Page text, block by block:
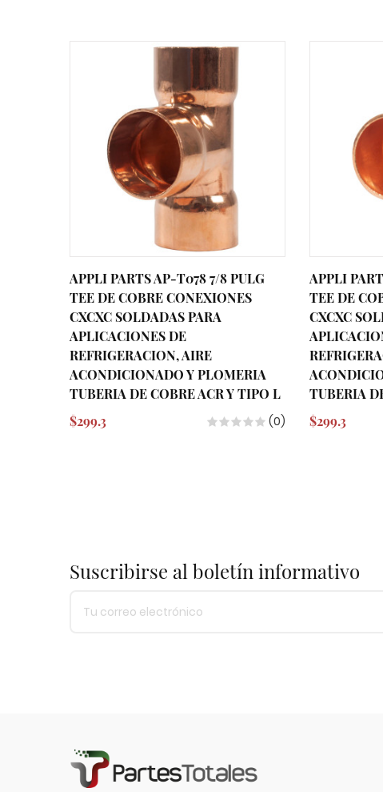
APPLI PARTS AP-T078 7/8 PULG
TEE DE COBRE CONEXIONES
CXCXC SOLDADAS PARA
APLICACIONES DE
REFRIGERACION, AIRE
ACONDICIONADO Y PLOMERIA
TUBERIA DE COBRE ACR Y TIPO L
$299.3
(0)
APPLI
TEE DE
CXCXC
TUBERIA
$299.3
Suscribirse al boletín informativo